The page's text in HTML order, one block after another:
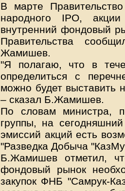
В марте
народного IPO,
внутренний фондовый
Правительства
Жамишев.
"Я полагаю, что в
определиться с
можно будет выставить
– сказал Б.Жамишев.
По словам министра,
группы, на
эмиссий акций есть
"Разведка Добыча
Б.Жамишев отметил,
фондовый рынок
закупок ФНБ "Самрук-